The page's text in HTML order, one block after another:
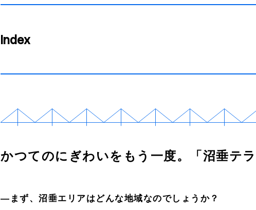
Index
かつてのにぎわいをもう一度。「沼垂テ
―まず、沼垂エリアはどんな地域なのでしょうか？